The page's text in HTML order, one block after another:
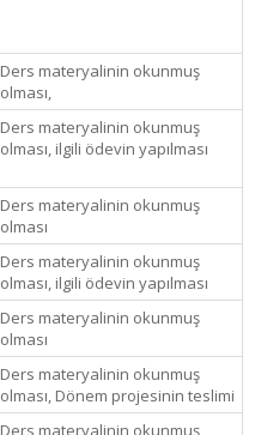
Ders materyalinin okunmuş
olması,
Ders materyalinin okunmuş
olması, ilgili ödevin yapılması
Ders materyalinin okunmuş
olması
Ders materyalinin okunmuş
olması, ilgili ödevin yapılması
Ders materyalinin okunmuş
olması
Ders materyalinin okunmuş
olması, Dönem projesinin teslimi
Ders materyalinin okunmuş